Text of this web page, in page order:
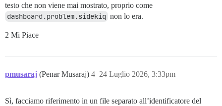
testo che non viene mai mostrato, proprio come
dashboard.problem.sidekiq non lo era.
2 Mi Piace
pmusaraj (Penar Musaraj) 24 Luglio 2026, 3:33pm
4
Sì, facciamo riferimento in un file separato all’identificatore del